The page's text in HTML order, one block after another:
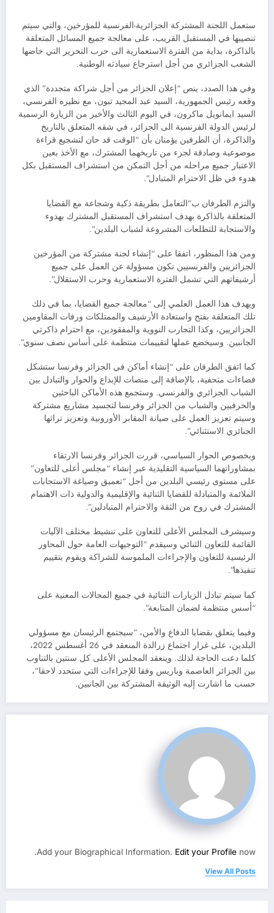
ستعمل اللجنة المشتركة الجزائرية-الفرنسية للمؤرخين، والتي سيتم
تنصيبها في المستقبل القريب، على معالجة جميع المسائل المتعلقة
بالذاكرة، بداية من الفترة الاستعمارية الى حرب التحرير التي خاضها
الشعب الجزائري من أجل استرجاع سيادته الوطنية.
وفي هذا الصدد، ينص “إعلان الجزائر من أجل شراكة متجددة” الذي
وقعه رئيس الجمهورية، السيد عبد المجيد تبون، مع نظيره الفرنسي،
السيد ايمانويل ماكرون، في اليوم الثالث والأخير من الزيارة الرسمية
لرئيس الدولة الفرنسية الى الجزائر، في شقه المتعلق بالتاريخ
والذاكرة، أن الطرفين يؤمنان بأن “الوقت قد حان لتشجيع قراءة
موضوعية وصادقة لجزء من تاريخهما المشترك، مع الأخذ بعين
الاعتبار جميع مراحله من أجل التمكن من استشراف المستقبل بكل
هدوء في ظل الاحترام المتبادل”.
والتزم الطرفان ب”التعامل بطريقة ذكية وشجاعة مع القضايا
المتعلقة بالذاكرة بهدف استشراف المستقبل المشترك بهدوء
والاستجابة للتطلعات المشروعة لشباب البلدين”.
ومن هذا المنظور، اتفقا على “إنشاء لجنة مشتركة من المؤرخين
الجزائريين والفرنسيين تكون مسؤولة عن العمل على جميع
أرشيفاتهم التي تشمل الفترة الاستعمارية وحرب الاستقلال”.
ويهدف هذا العمل العلمي إلى “معالجة جميع القضايا، بما في ذلك
تلك المتعلقة بفتح واستعادة الأرشيف والممتلكات ورفات المقاومين
الجزائريين، وكذا التجارب النووية والمفقودين، مع احترام ذاكرتي
الجانبين. وسيخضع عملها لتقييمات منتظمة على أساس نصف سنوي”.
كما اتفق الطرفان على “إنشاء أماكن في الجزائر وفرنسا ستشكل
فضاءات متحفية، بالإضافة إلى منصات للإبداع والحوار والتبادل بين
الشباب الجزائري والفرنسي. وستجمع هذه الأماكن الباحثين
والحرفيين والشباب من الجزائر وفرنسا لتجسيد مشاريع مشتركة
وسيتم تعزيز العمل على صيانة المقابر الأوروبية وتعزيز تراثها
الجنائزي الاستثنائي”.
وبخصوص الحوار السياسي، قررت الجزائر وفرنسا الارتقاء
بمشاوراتهما السياسية التقليدية عبر إنشاء “مجلس أعلى للتعاون”
على مستوى رئيسي البلدين من أجل “تعميق وصياغة الاستجابات
الملائمة والمتبادلة للقضايا الثنائية والإقليمية والدولية ذات الاهتمام
المشترك في روح من الثقة والاحترام المتبادلين”.
وسيشرف المجلس الأعلى للتعاون على تنشيط مختلف الآليات
القائمة للتعاون الثنائي وسيقدم “التوجيهات العامة حول المحاور
الرئيسية للتعاون والإجراءات الملموسة للشراكة ويقوم بتقييم
تنفيذها”.
كما سيتم تبادل الزيارات الثنائية في جميع المجالات المعنية على
“أسس منتظمة لضمان المتابعة”.
وفيما يتعلق بقضايا الدفاع والأمن، “سيجتمع الرئيسان مع مسؤولي
البلدين، على غرار اجتماع زرالدة المنعقد في 26 أغسطس 2022،
كلما دعت الحاجة لذلك. وينعقد المجلس الأعلى كل سنتين بالتناوب
بين الجزائر العاصمة وباريس وفقا للإجراءات التي ستحدد لاحقا”،
حسب ما اشارت إليه الوثيقة المشتركة بين الجانبين.
Add your Biographical Information. Edit your Profile now.
View All Posts